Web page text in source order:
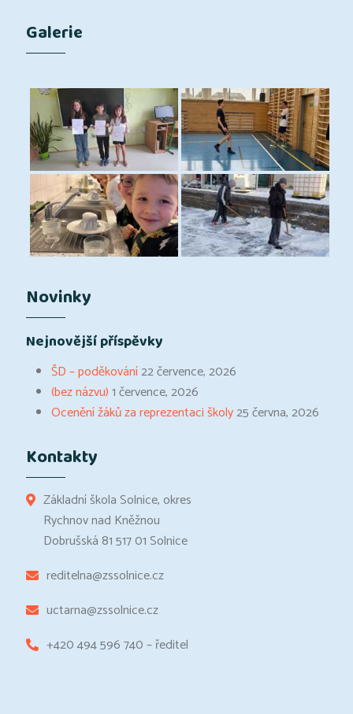
Galerie
Novinky
Nejnovější příspěvky
ŠD – poděkování22 července, 2026
(bez názvu)1 července, 2026
Ocenění žáků za reprezentaci školy25 června, 2026
Kontakty
Základní škola Solnice, okres
Rychnov nad Kněžnou
Dobrušská 81 517 01 Solnice
reditelna@zssolnice.cz
uctarna@zssolnice.cz
+420 494 596 740 – ředitel